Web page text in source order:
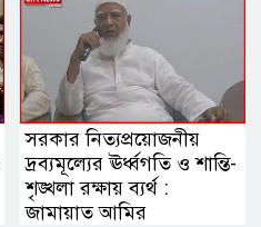
সরকার নিত্যপ্রয়োজনীয়
দ্রব্যমূল্যের ঊর্ধ্বগতি ও শান্তি-
শৃঙ্খলা রক্ষায় ব্যর্থ :
জামায়াত আমির